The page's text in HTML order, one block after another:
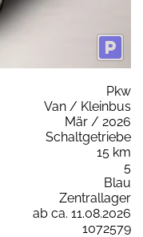
Pkw
Van / Kleinbus
Mär / 2026
Schaltgetriebe
15 km
5
Blau
Zentrallager
ab ca. 11.08.2026
1072579